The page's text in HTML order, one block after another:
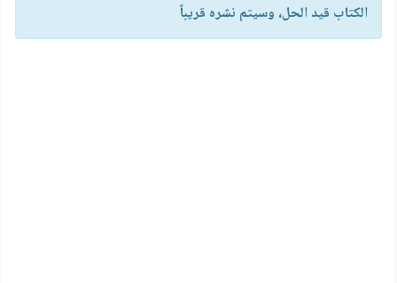
الكتاب قيد الحل، وسيتم نشره قريباً